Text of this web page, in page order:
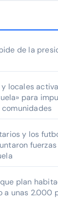
de la
locales
para
y los
plan
a unas 2.000